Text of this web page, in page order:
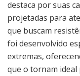
destaca por suas
projetadas para
que buscam
foi desenvolvido
extremas,
que o tornam